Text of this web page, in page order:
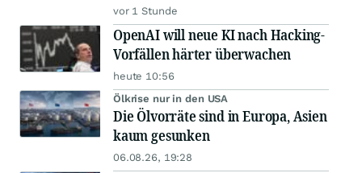
vor 1 Stunde
OpenAI will neue KI nach Hacking-
Vorfällen härter überwachen
heute 10:56
Ölkrise nur in den USA
Die Ölvorräte sind in Europa, Asien
kaum gesunken
06.08.26, 19:28